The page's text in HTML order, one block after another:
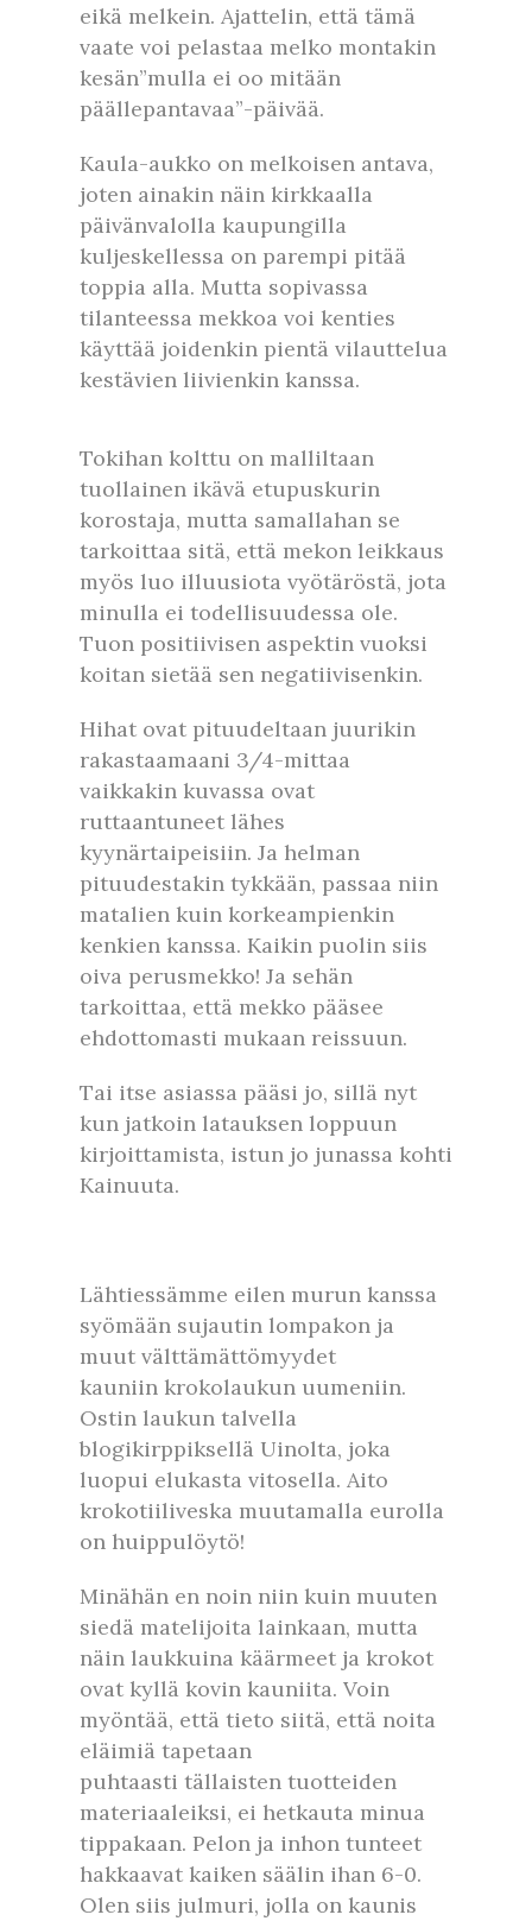
eikä melkein. Ajattelin, että tämä
vaate voi pelastaa melko montakin
kesän”mulla ei oo mitään
päällepantavaa”-päivää.
Kaula-aukko on melkoisen antava,
joten ainakin näin kirkkaalla
päivänvalolla kaupungilla
kuljeskellessa on parempi pitää
toppia alla. Mutta sopivassa
tilanteessa mekkoa voi kenties
käyttää joidenkin pientä vilauttelua
kestävien liivienkin kanssa.
Tokihan kolttu on malliltaan
tuollainen ikävä etupuskurin
korostaja, mutta samallahan se
tarkoittaa sitä, että mekon leikkaus
myös luo illuusiota vyötäröstä, jota
minulla ei todellisuudessa ole.
Tuon positiivisen aspektin vuoksi
koitan sietää sen negatiivisenkin.
Hihat ovat pituudeltaan juurikin
rakastaamaani 3/4-mittaa
vaikkakin kuvassa ovat
ruttaantuneet lähes
kyynärtaipeisiin. Ja helman
pituudestakin tykkään, passaa niin
matalien kuin korkeampienkin
kenkien kanssa. Kaikin puolin siis
oiva perusmekko! Ja sehän
tarkoittaa, että mekko pääsee
ehdottomasti mukaan reissuun.
Tai itse asiassa pääsi jo, sillä nyt
kun jatkoin latauksen loppuun
kirjoittamista, istun jo junassa kohti
Kainuuta.
Lähtiessämme eilen murun kanssa
syömään sujautin lompakon ja
muut välttämättömyydet
kauniin krokolaukun uumeniin.
Ostin laukun talvella
blogikirppiksellä Uinolta, joka
luopui elukasta vitosella. Aito
krokotiiliveska muutamalla eurolla
on huippulöytö!
Minähän en noin niin kuin muuten
siedä matelijoita lainkaan, mutta
näin laukkuina käärmeet ja krokot
ovat kyllä kovin kauniita. Voin
myöntää, että tieto siitä, että noita
eläimiä tapetaan
puhtaasti tällaisten tuotteiden
materiaaleiksi, ei hetkauta minua
tippakaan. Pelon ja inhon tunteet
hakkaavat kaiken säälin ihan 6-0.
Olen siis julmuri, jolla on kaunis